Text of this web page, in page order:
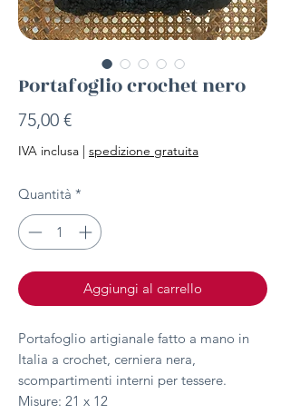
Portafoglio crochet nero
75,00 €Prezzo
IVA inclusa | spedizione gratuita
Quantità *
Aggiungi al carrello
Portafoglio artigianale fatto a mano in
Italia a crochet, cerniera nera,
scompartimenti interni per tessere.
Misure: 21 x 12